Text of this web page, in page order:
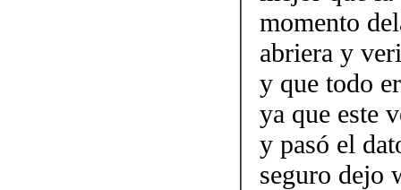
momento
abriera y
y que todo
ya que este
y pasó el
seguro dejo